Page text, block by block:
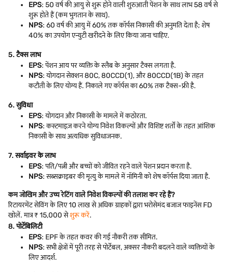
EPS: 50 वर्ष की आयु से शुरू होने वाली शुरुआती पेंशन के साथ लाभ 58 वर्ष से
शुरू होते हैं (कम भुगतान के साथ).
NPS: 60 वर्ष की आयु में 60% तक कॉर्पस निकासी की अनुमति देता है; शेष
40% का उपयोग एन्युटी खरीदने के लिए किया जाना चाहिए.
5.टैक्स लाभ
EPS: पेंशन आय पर व्यक्ति के स्लैब के अनुसार टैक्स लगता है.
NPS: योगदान सेक्शन 80C, 80CCD(1), और 80CCD(1B) के तहत
कटौती के लिए योग्य हैं. निकाले गए कॉर्पस का 60% तक टैक्स-फ्री है.
6.सुविधा
EPS: योगदान और निकासी के मामले में कठोरता.
NPS: कस्टमाइज़ करने योग्य निवेश विकल्पों और विशिष्ट शर्तों के तहत आंशिक
निकासी के साथ अत्यधिक सुविधाजनक.
7.सर्वाइवर के लाभ
EPS: पति/पत्नी और बच्चों को जीवित रहने वाले पेंशन प्रदान करता है.
NPS: सब्सक्राइबर की मृत्यु के मामले में नॉमिनी को शेष कॉर्पस दिया जाता है.
कम जोखिम और उच्च रेटिंग वाले निवेश विकल्पों की तलाश कर रहे हैं?
रिटायरमेंट सेविंग के लिए 10 लाख से अधिक ग्राहकों द्वारा भरोसेमंद बजाज फाइनेंस FD
खोलें. मात्र ₹ 15,000 सेशुरू करें.
8.पोर्टेबिलिटी
EPS: EPF के तहत कवर की गई नौकरी तक सीमित.
NPS: सभी क्षेत्रों में पूरी तरह से पोर्टेबल, अक्सर नौकरी बदलने वाले व्यक्तियों के
लिए आदर्श.